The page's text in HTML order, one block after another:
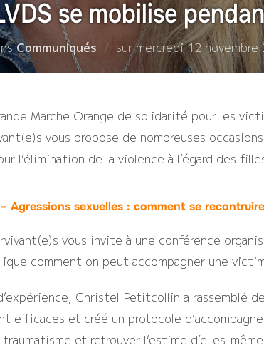
se mobilise
Communiqués surPublié
le
mercredi 12 novembre
Marche Orange de solidarité pour les
vous propose de nombreuses
l’élimination de la violence à l’égard des
– Agressions sexuelles : comment se
vous invite à une conférence
comment on peut accompagner une
Christel Petitcollin a rassemblé
efficaces et créé un protocole
et retrouver l’estime d’elles-